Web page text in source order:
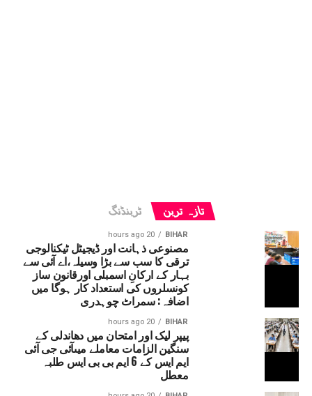
تازہ ترین ٹرینڈنگ
BIHAR
20 hours ago
مصنوعی ذہانت اور ڈیجیٹل ٹیکنالوجی
ترقی کا سب سے بڑا وسیلہ،اے آئی سے
بہار کے ارکانِ اسمبلی اورقانون ساز
کونسلروں کی استعداد کار ہوگا میں
اضافہ: سمراٹ چوہدری
BIHAR
20 hours ago
پیپر لیک اور امتحان میں دھاندلی کے
سنگین الزامات معاملے میںآئی جی آئی
ایم ایس کے 6 ایم بی بی ایس طلبہ
معطل